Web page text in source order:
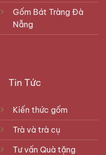
Gốm Bát Tràng Đà
Nẵng
Tin Tức
Kiến thức gốm
Trà và trà cụ
Tư vấn Quà tặng